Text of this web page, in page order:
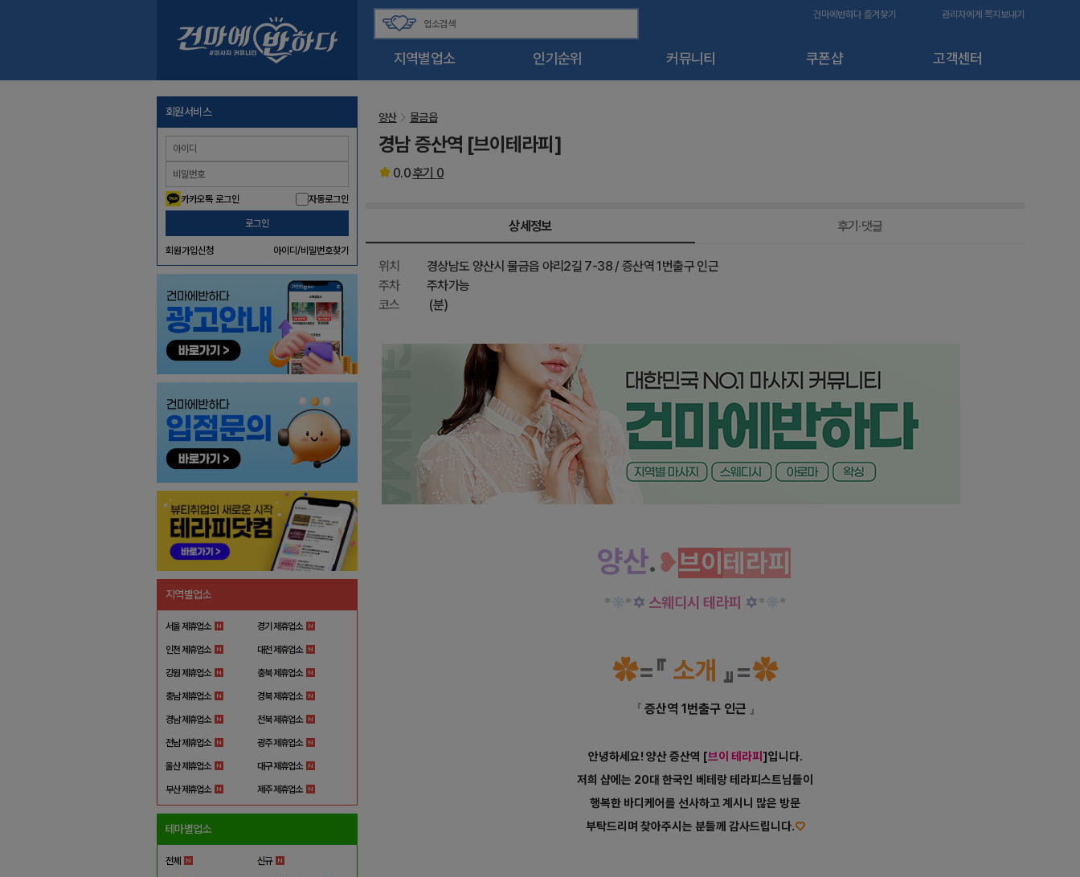
지역별업소 인기순위 커뮤니티 쿠폰샵 고객센터
건마에반하다 즐겨찾기 관리자에게 쪽지보내기
회원서비스
카카오톡 로그인 자동로그인
로그인
회원가입신청 아이디/비밀번호찾기
지역별업소
서울 제휴업소 경기 제휴업소
인천 제휴업소 대전 제휴업소
강원 제휴업소 충북 제휴업소
충남 제휴업소 경북 제휴업소
경남 제휴업소 전북 제휴업소
전남 제휴업소 광주 제휴업소
울산 제휴업소 대구 제휴업소
부산 제휴업소 제주 제휴업소
테마별업소
전체 신규
양산 물금읍
경남 증산역 [브이테라피]
0.0후기 0
상세정보 후기·댓글
위치
경상남도 양산시 물금읍 야리2길 7-38 / 증산역 1번출구 인근
주차
주차가능
코스
(분)
양산.❥브이 테라피
* *✡ 스웨디시 테라피 ✡* *
✿=『 소개 』=✿
「증산역 1번출구 인근 」
안녕하세요! 양산 증산역 [브이 테라피 ]입니다.
저희 샵에는 20대 한국인 베테랑 테라피스트님들이
행복한 바디케어를 선사하고 계시니 많은 방문
부탁드리며 찾아주시는 분들께 감사드립니다.♡